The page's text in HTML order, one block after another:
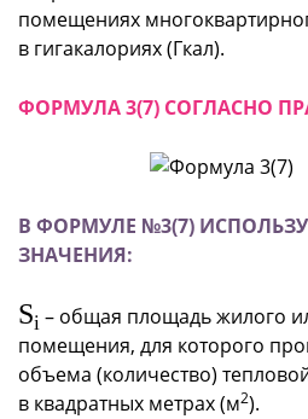
помещениях
в гигакалориях (Гкал).
ФОРМУЛА 3(7) СОГЛАСНО
В ФОРМУЛЕ №3(7)
ЗНАЧЕНИЯ:
Si – общая площадь жилого
помещения, для которого
объема (количество)
в квадратных метрах (м2).